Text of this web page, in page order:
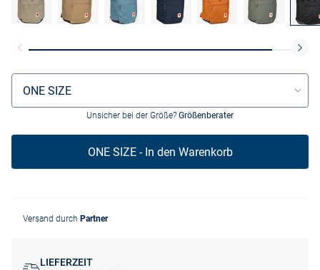
Größenauswahl
ONE SIZE
Unsicher bei der Größe? Größenberater
ONE SIZE - In den Warenkorb
Versand durch Partner
LIEFERZEIT